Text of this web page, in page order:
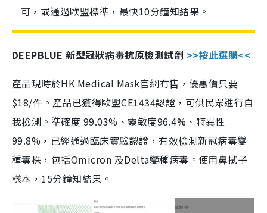
可，或通過歐盟標準，最快10分鐘知結果。
DEEPBLUE 新型冠狀病毒抗原檢測試劑 >>按此選購<<
產品現時於HK Medical Mask官網有售，優惠價只要
$18/件。產品已獲得歐盟CE1434認證，可供民眾進行自
我檢測。準確度 99.03%、靈敏度96.4%、特異性
99.8%，已經通過臨床實驗認證，有效檢測新冠病毒變
種毒株，包括Omicron 及Delta變種病毒。使用鼻拭子
樣本，15分鐘知結果。